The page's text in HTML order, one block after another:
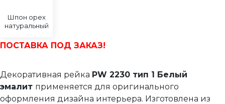
Шпон орех
натуральный
ПОСТАВКА ПОД ЗАКАЗ!
Декоративная рейка PW 2230 тип 1 Белый
эмалит применяется для оригинального
оформления дизайна интерьера. Изготовлена из